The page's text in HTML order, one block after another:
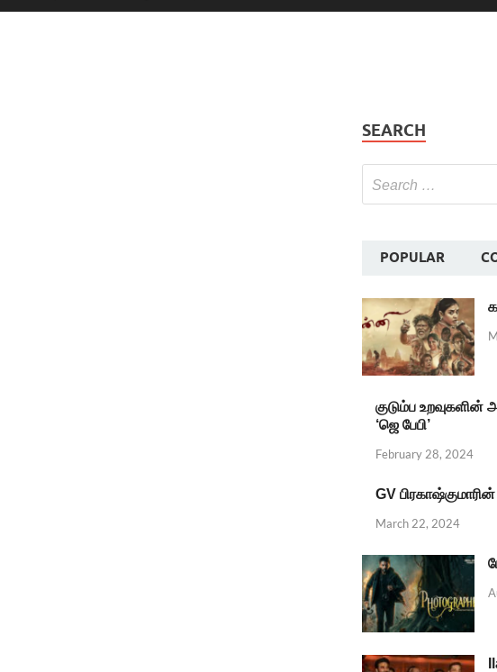
SEARCH
POPULAR
குடும்ப
‘ஜெ பேபி’
February 28, 2024
GV
March 22, 2024